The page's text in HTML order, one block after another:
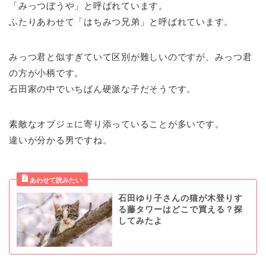
「みっつぼうや」と呼ばれています。
ふたりあわせて「はちみつ兄弟」と呼ばれています。
みっつ君と似すぎていて区別が難しいのですが、みっつ君
の方が小柄です。
石田家の中でいちばん硬派な子だそうです。
素敵なオブジェに寄り添っていることが多いです。
違いが分かる男ですね。
石田ゆり子さんの猫が木登りす
る藤タワーはどこで買える？探
してみたよ